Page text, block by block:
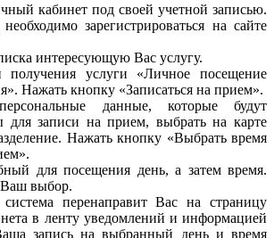
кабинет под своей учетной записью.
зарегистрироваться на сайте
интересующую Вас услугу.
получения услуги «Личное посещение
Нажать кнопку «Записаться на прием».
данные, которые будут
для записи на прием, выбрать на карте
Нажать кнопку «Выбрать время
для посещения день, а затем время.
выбор.
перенаправит Вас на страницу
в ленту уведомлений и информацией
запись на выбранный день и время